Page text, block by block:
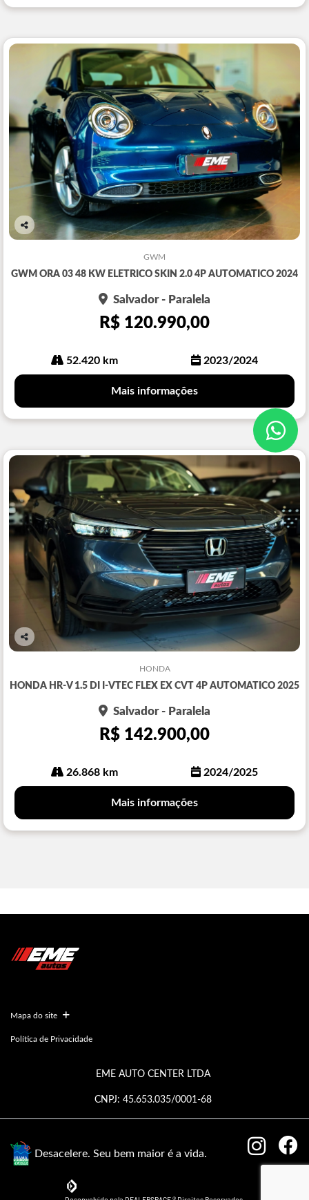
lhe
GWM
GWM ORA 03 48 KW ELETRICO SKIN 2.0 4P AUTOMATICO 2024
Salvador - Paralela
R$ 120.990,00
52.420 km 2023/2024
Mais informações
lhe
HONDA
HONDA HR-V 1.5 DI I-VTEC FLEX EX CVT 4P AUTOMATICO 2025
Salvador - Paralela
R$ 142.900,00
26.868 km 2024/2025
Mais informações
Mapa do site
Política de Privacidade
EME AUTO CENTER LTDA
CNPJ: 45.653.035/0001-68
Desacelere. Seu bem maior é a vida.